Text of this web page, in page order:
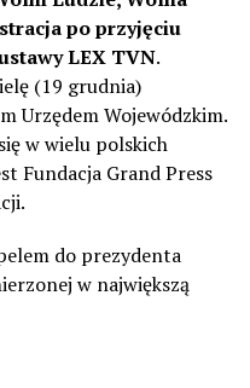
po przyjęciu
LEX TVN.
(19 grudnia)
Urzędem Wojewódzkim.
w wielu polskich
Fundacja Grand Press
do prezydenta
w największą